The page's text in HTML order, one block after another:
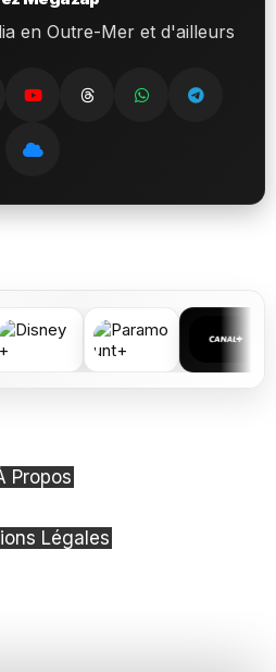
en Outre-Mer et d'ailleurs
Propos
Légales